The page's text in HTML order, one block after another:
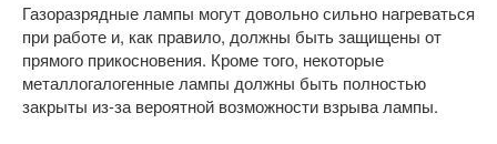
Газоразрядные лампы могут довольно сильно нагреваться
при работе и, как правило, должны быть защищены от
прямого прикосновения. Кроме того, некоторые
металлогалогенные лампы должны быть полностью
закрыты из-за вероятной возможности взрыва лампы.